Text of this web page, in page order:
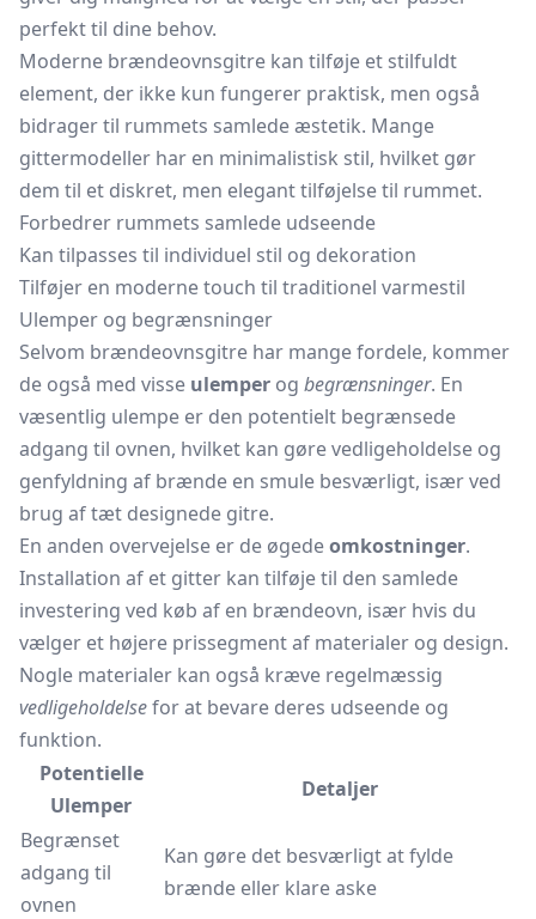
perfekt til dine behov.
Moderne brændeovnsgitre kan tilføje et stilfuldt
element, der ikke kun fungerer praktisk, men også
bidrager til rummets samlede æstetik. Mange
gittermodeller har en minimalistisk stil, hvilket gør
dem til et diskret, men elegant tilføjelse til rummet.
Forbedrer rummets samlede udseende
Kan tilpasses til individuel stil og dekoration
Tilføjer en moderne touch til traditionel varmestil
Ulemper og begrænsninger
Selvom brændeovnsgitre har mange fordele, kommer
de også med visse ulemper og begrænsninger. En
væsentlig ulempe er den potentielt begrænsede
adgang til ovnen, hvilket kan gøre vedligeholdelse og
genfyldning af brænde en smule besværligt, især ved
brug af tæt designede gitre.
En anden overvejelse er de øgedeomkostninger.
Installation af et gitter kan tilføje til den samlede
investering ved køb af en brændeovn, især hvis du
vælger et højere prissegment af materialer og design.
Nogle materialer kan også kræve regelmæssig
vedligeholdelsefor at bevare deres udseende og
funktion.
Potentielle
Ulemper
Detaljer
Begrænset
adgang til
ovnen
Kan gøre det besværligt at fylde
brænde eller klare aske